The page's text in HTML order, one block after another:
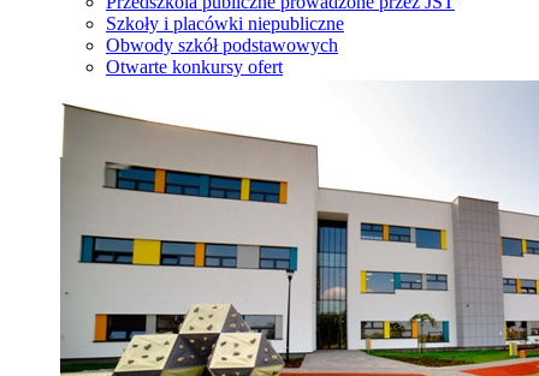
Szkoły i placówki niepubliczne
Obwody szkół podstawowych
Otwarte konkursy ofert